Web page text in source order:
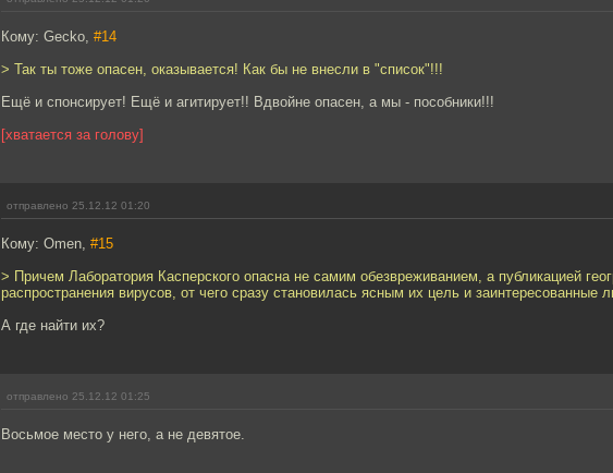
Кому: Gecko, #14
> Так ты тоже опасен, оказывается! Как бы не внесли в "список"!!!
Ещё и спонсирует! Ещё и агитирует!! Вдвойне опасен, а мы - пособники!!!
[хватается за голову]
отправлено 25.12.12 01:20
Кому: Omen, #15
> Причем Лаборатория Касперского опасна не самим обезвреживанием, а публикацией
распространения вирусов, от чего сразу становилась ясным их цель и заинтересованные
А где найти их?
отправлено 25.12.12 01:25
Восьмое место у него, а не девятое.